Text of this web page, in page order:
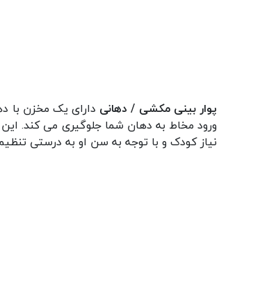
پوار بینی مکشی / دهانی دارای یک مخزن با
ورود مخاط به دهان شما جلوگیری می کند. این
نیاز کودک و با توجه به سن او به درستی